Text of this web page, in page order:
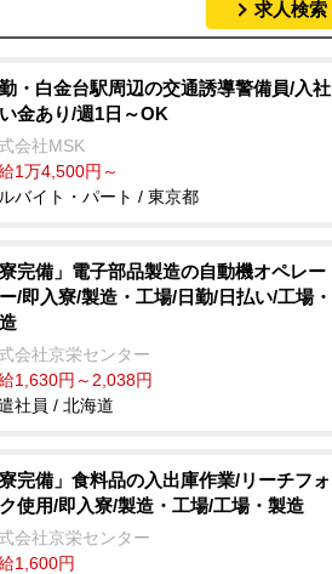
求人検索
勤・白金台駅周辺の交通誘導警備員/入社
金あり/週1日～OK
会社MSK
1万4,500円～
バイト・パート / 東京都
寮完備」電子部品製造の自動機オペレー
/即入寮/製造・工場/日勤/日払い/工場・
会社京栄センター
1,630円～2,038円
社員 / 北海道
寮完備」食料品の入出庫作業/リーチフォ
使用/即入寮/製造・工場/工場・製造
会社京栄センター
1,600円